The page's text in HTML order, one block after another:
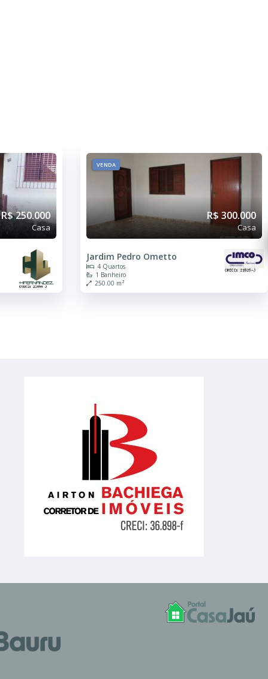
R$ 300.000
Casa
VENDA
R$ 260.000
Casa
Jardim Pires I
3 Quartos
135.00 m²